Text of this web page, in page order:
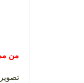
من
تصوير Full HD